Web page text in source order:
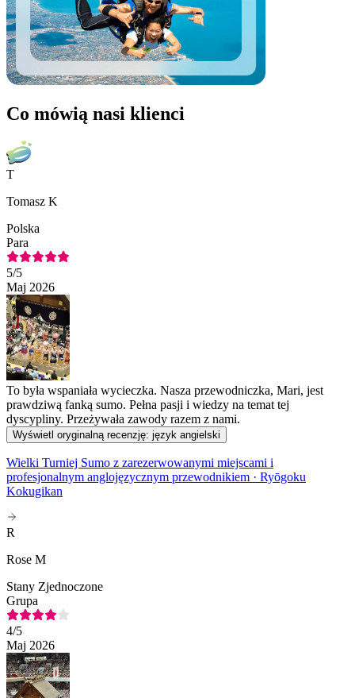
Co mówią nasi klienci
T
Tomasz K
Polska
Para
5/5
Maj 2026
To była wspaniała wycieczka. Nasza przewodniczka, Mari, jest
prawdziwą fanką sumo. Pełna pasji i wiedzy na temat tej
dyscypliny. Przeżywała zawody razem z nami.
Wyświetl oryginalną recenzję: język angielski
Wielki Turniej Sumo z zarezerwowanymi miejscami i
profesjonalnym anglojęzycznym przewodnikiem · Ryōgoku
Kokugikan
R
Rose M
Stany Zjednoczone
Grupa
4/5
Maj 2026